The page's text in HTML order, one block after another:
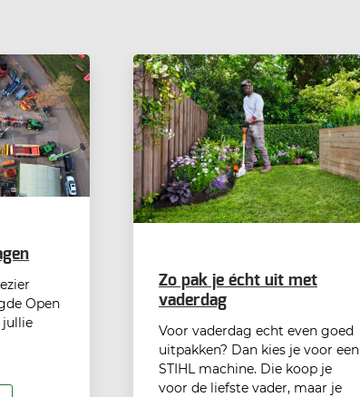
Open
jullie
Zo pak je écht uit met
vaderdag
Voor vaderdag echt even goed
uitpakken? Dan kies je voor een
STIHL machine. Die koop je
voor de liefste vader, maar je